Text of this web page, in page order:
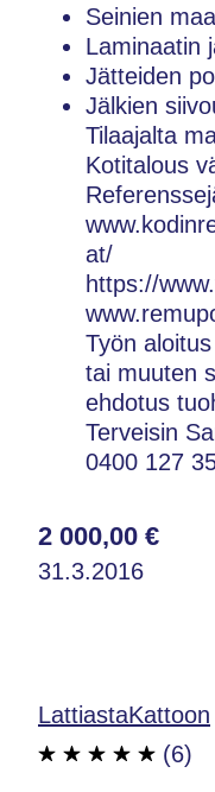
Seinien
Laminaatin
Jätteiden
Jälkien
Tilaajalta
Kotitalous
at/
https://
Työn
tai muuten
ehdotus
Terveisin
0400 127
2 000,00 €
31.3.2016
LattiastaKattoon
(6)